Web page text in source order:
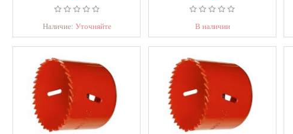
Наличие: Уточняйте В наличии